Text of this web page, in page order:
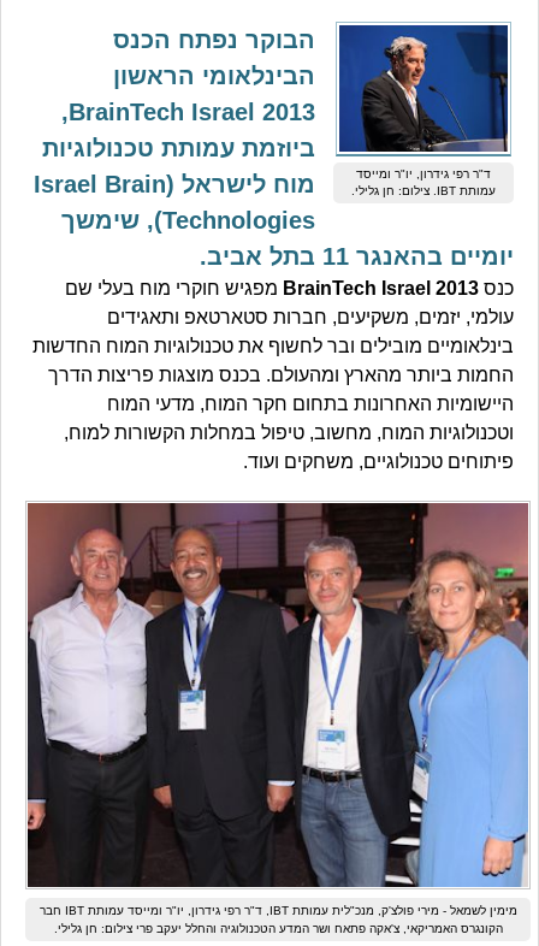
ד"ר רפי גידרון, יו"ר ומייסד
עמותת IBT. צילום: חן גלילי.
הבוקר נפתח הכנס
הבינלאומי הראשון
BrainTech Israel 2013,
ביוזמת עמותת טכנולוגיות
מוח לישראל (Israel Brain
Technologies), שימשך
יומיים בהאנגר 11 בתל אביב.
כנס BrainTech Israel 2013 מפגיש חוקרי מוח בעלי שם
עולמי, יזמים, משקיעים, חברות סטארטאפ ותאגידים
בינלאומיים מובילים ובר לחשוף את טכנולוגיות המוח החדשות
החמות ביותר מהארץ ומהעולם. בכנס מוצגות פריצות הדרך
היישומיות האחרונות בתחום חקר המוח, מדעי המוח
וטכנולוגיות המוח, מחשוב, טיפול במחלות הקשורות למוח,
פיתוחים טכנולוגיים, משחקים ועוד.
מימין לשמאל - מירי פולצ'ק, מנכ"לית עמותת IBT, ד"ר רפי גידרון, יו"ר ומייסד עמותת IBT חבר
הקונגרס האמריקאי, צ'אקה פתאח ושר המדע הטכנולוגיה והחלל יעקב פרי צילום: חן גלילי.